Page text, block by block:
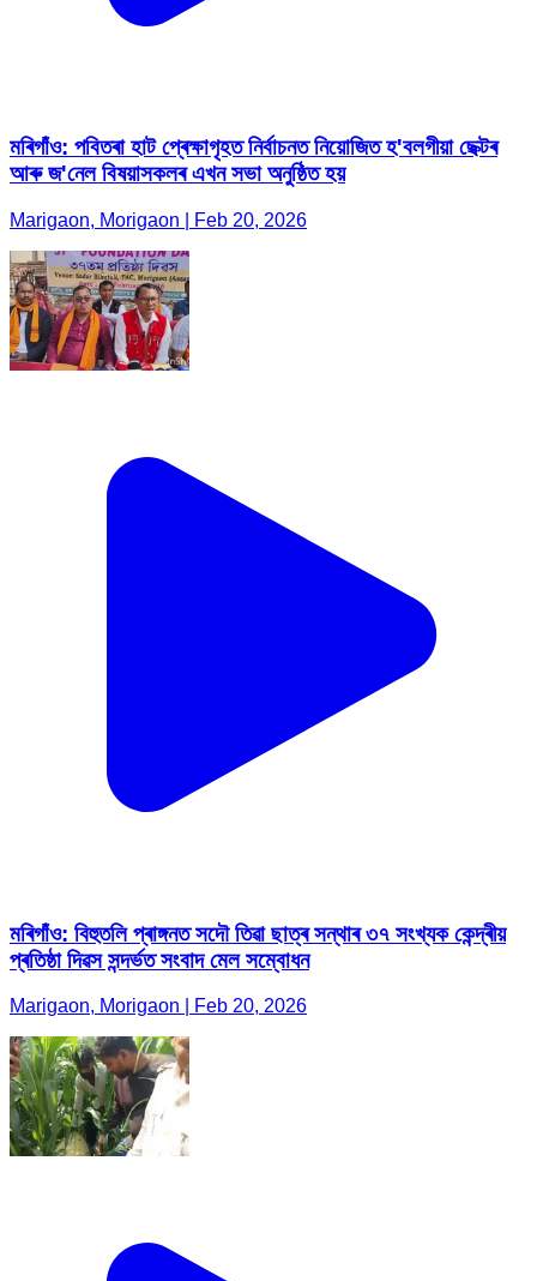
মৰিগাঁও: পবিতৰা হাট প্ৰেক্ষাগৃহত নিৰ্বাচনত নিয়োজিত হ'বলগীয়া ছেক্টৰ
আৰু জ'নেল বিষয়াসকলৰ এখন সভা অনুষ্ঠিত হয়
Marigaon, Morigaon | Feb 20, 2026
মৰিগাঁও: বিহুতলি প্ৰাঙ্গনত সদৌ তিৱা ছাত্ৰ সন্থাৰ ৩৭ সংখ্যক কেন্দ্ৰীয়
প্ৰতিষ্ঠা দিৱস সন্দৰ্ভত সংবাদ মেল সম্বোধন
Marigaon, Morigaon | Feb 20, 2026